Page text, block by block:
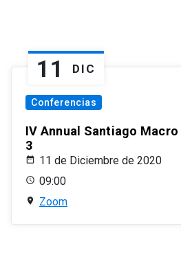
11 DIC
Conferencias
IV Annual Santiago
3
11 de Diciembre de 2020
09:00
Zoom